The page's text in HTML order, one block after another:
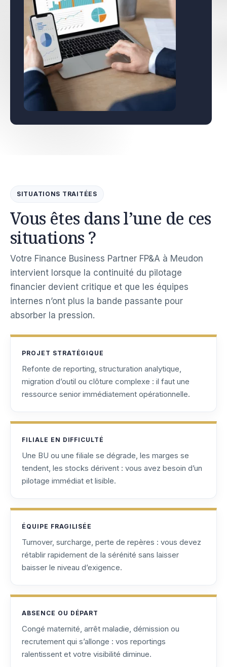
SITUATIONS TRAITÉES
Vous êtes dans l’une de ces
situations ?
Votre Finance Business Partner FP&A à Meudon
intervient lorsque la continuité du pilotage
financier devient critique et que les équipes
internes n’ont plus la bande passante pour
absorber la pression.
PROJET STRATÉGIQUE
Refonte de reporting, structuration analytique,
migration d’outil ou clôture complexe : il faut une
ressource senior immédiatement opérationnelle.
FILIALE EN DIFFICULTÉ
Une BU ou une filiale se dégrade, les marges se
tendent, les stocks dérivent : vous avez besoin d’un
pilotage immédiat et lisible.
ÉQUIPE FRAGILISÉE
Turnover, surcharge, perte de repères : vous devez
rétablir rapidement de la sérénité sans laisser
baisser le niveau d’exigence.
ABSENCE OU DÉPART
Congé maternité, arrêt maladie, démission ou
recrutement qui s’allonge : vos reportings
ralentissent et votre visibilité diminue.